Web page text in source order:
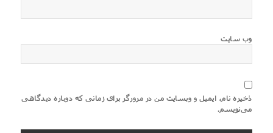
وب‌ سایت
ذخیره نام، ایمیل و وبسایت من در مرورگر برای زمانی که دوباره دیدگاهی
می‌نویسم.